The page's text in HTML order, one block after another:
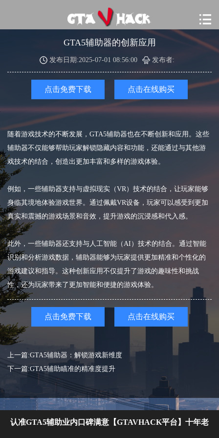
GTA5辅助器的创新应用
发布日期:2025-07-01 08:56:00 发布者:
点击免费下载 点击在线购买
随着游戏技术的不断发展，GTA5辅助器也在不断创新和应用。这些
辅助器不仅能够帮助玩家解锁隐藏内容和功能，还能通过与其他游
戏技术的结合，创造出更加丰富和多样的游戏体验。
例如，一些辅助器支持与虚拟现实（VR）技术的结合，让玩家能够
身临其境地体验游戏世界。通过佩戴VR设备，玩家可以感受到更加
真实和震撼的游戏场景和音效，提升游戏的沉浸感和代入感。
此外，一些辅助器还支持与人工智能（AI）技术的结合。通过智能
识别和分析游戏数据，辅助器能够为玩家提供更加精准和个性化的
游戏建议和指导。这种创新应用不仅提升了游戏的趣味性和挑战
性，还为玩家带来了更加智能和便捷的游戏体验。
点击免费下载 点击在线购买
上一篇:GTA5辅助器：解锁游戏新维度
下一篇:GTA5辅助瞄准的精准度提升
认准GTA5辅助业内口碑满意【GTAVHACK平台】十年老